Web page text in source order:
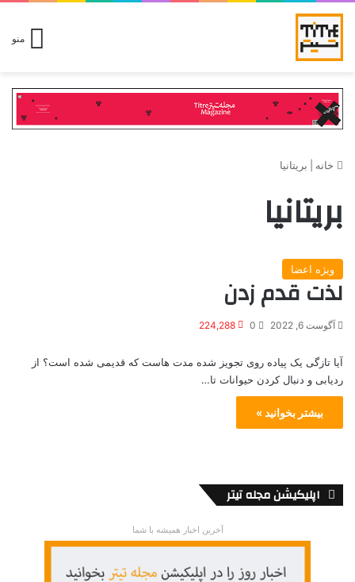
منو
خانه بریتانیا
بریتانیا
ویژه اعضا
لذت قدم زدن
آگوست 6, 2022 0
224,288
آیا تازگی یک پیاده روی تجویز شده مدت هاست که قدیمی شده است؟ از
ردیابی و دنبال کردن حیوانات تا…
بیشتر بخوانید »
اپلیکیشن مجله تیتر
آخرین اخبار همیشه با شما